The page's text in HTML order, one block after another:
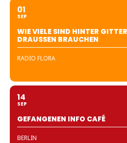
01
SEP
WIE VIELE SIND HINTER
DRAUSSEN BRAUCHEN
RADIO FLORA
14
SEP
GEFANGENEN INFO CAFÉ
BERLIN